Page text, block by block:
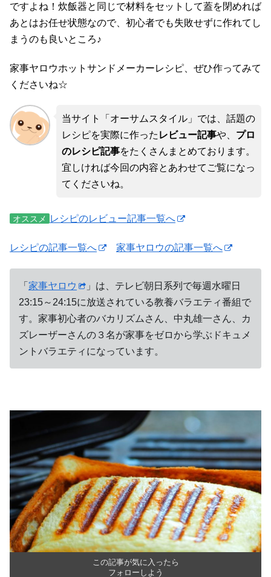
ですよね！炊飯器と同じで材料をセットして蓋を閉めれば
あとはお任せ状態なので、初心者でも失敗せずに作れてし
まうのも良いところ♪
家事ヤロウホットサンドメーカーレシピ、ぜひ作ってみて
くださいね☆
当サイト「オーサムスタイル」では、話題の
レシピを実際に作った レビュー記事や、 プロ
のレシピ記事をたくさんまとめております。
宜しければ今回の内容とあわせてご覧になっ
てくださいね。
オススメ レシピのレビュー記事一覧へ
レシピの記事一覧へ 家事ヤロウの記事一覧へ
「 家事ヤロウ
」は、テレビ朝日系列で毎週水曜日
23:15～24:15に放送されている教養バラエティ番組で
す。家事初心者のバカリズムさん、中丸雄一さん、カ
ズレーザーさんの３名が家事をゼロから学ぶドキュメ
ントバラエティになっています。
この記事が気に入ったら
フォローしよう